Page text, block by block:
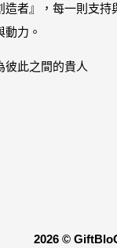
造者』，每一則支持
力。
彼此之間的貴人
2026 ©